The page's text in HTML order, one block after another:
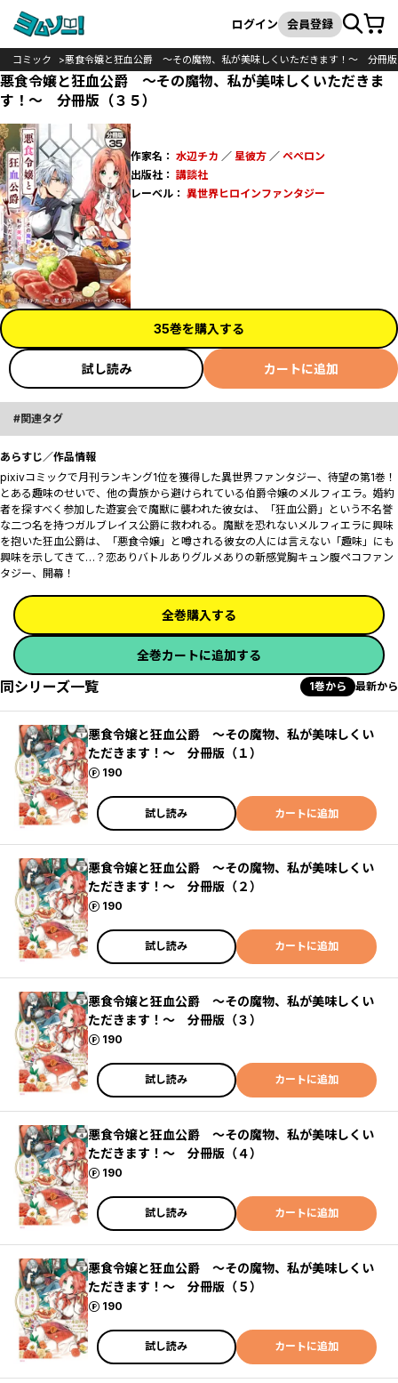
検索
ログイン 会員登録カート
コミック 悪食令嬢と狂血公爵 ～その魔物、私が美味しくいただきます！～ 分冊版
悪食令嬢と狂血公爵 ～その魔物、私が美味しくいただきま
す！～ 分冊版（３５）
作家名： 水辺チカ ／ 星彼方／ ペペロン
出版社： 講談社
レーベル： 異世界ヒロインファンタジー
35巻を購入する
試し読み カートに追加
関連タグ
あらすじ／作品情報
pixivコミックで月刊ランキング1位を獲得した異世界ファンタジー、待望の第1巻！
とある趣味のせいで、他の貴族から避けられている伯爵令嬢のメルフィエラ。婚約
者を探すべく参加した遊宴会で魔獣に襲われた彼女は、「狂血公爵」という不名誉
な二つ名を持つガルブレイス公爵に救われる。魔獣を恐れないメルフィエラに興味
を抱いた狂血公爵は、「悪食令嬢」と噂される彼女の人には言えない「趣味」にも
興味を示してきて…？恋ありバトルありグルメありの新感覚胸キュン腹ペコファン
タジー、開幕！
全巻購入する
全巻カートに追加する
同シリーズ一覧 1巻から 最新から
悪食令嬢と狂血公爵 ～その魔物、私が美味しくい
ただきます！～ 分冊版（１）
190
ポイント
試し読み カートに追加
悪食令嬢と狂血公爵 ～その魔物、私が美味しくい
ただきます！～ 分冊版（２）
190
ポイント
試し読み カートに追加
悪食令嬢と狂血公爵 ～その魔物、私が美味しくい
ただきます！～ 分冊版（３）
190
ポイント
試し読み カートに追加
悪食令嬢と狂血公爵 ～その魔物、私が美味しくい
ただきます！～ 分冊版（４）
190
ポイント
試し読み カートに追加
悪食令嬢と狂血公爵 ～その魔物、私が美味しくい
ただきます！～ 分冊版（５）
190
ポイント
試し読み カートに追加